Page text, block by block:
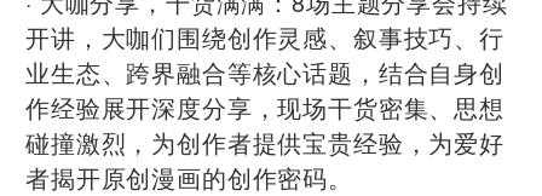
开讲，大咖们围绕创作灵感、叙事技巧、行
业生态、跨界融合等核心话题，结合自身创
作经验展开深度分享，现场干货密集、思想
碰撞激烈，为创作者提供宝贵经验，为爱好
者揭开原创漫画的创作密码。